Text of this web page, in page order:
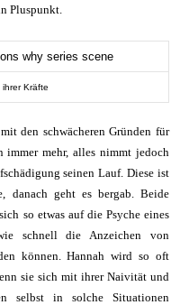
Pluspunkt.
Kräfte
den schwächeren Gründen für
immer mehr, alles nimmt jedoch
seinen Lauf. Diese ist
danach geht es bergab. Beide
so etwas auf die Psyche eines
schnell die Anzeichen von
können. Hannah wird so oft
sie sich mit ihrer Naivität und
selbst in solche Situationen